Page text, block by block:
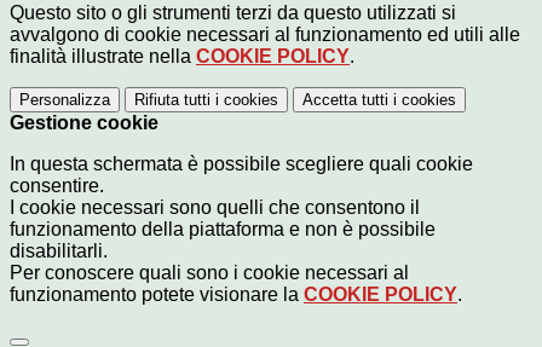
Questo sito o gli strumenti terzi da questo utilizzati si
avvalgono di cookie necessari al funzionamento ed utili alle
finalità illustrate nella COOKIE POLICY.
Personalizza Rifiuta tutti i cookies Accetta tutti i cookies
Gestione cookie
In questa schermata è possibile scegliere quali cookie
consentire.
I cookie necessari sono quelli che consentono il
funzionamento della piattaforma e non è possibile
disabilitarli.
Per conoscere quali sono i cookie necessari al
funzionamento potete visionare la COOKIE POLICY.